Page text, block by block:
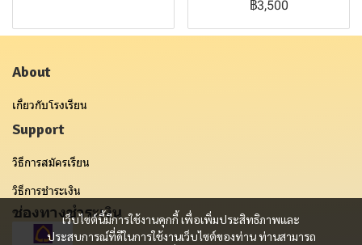
฿3,500
เว็บไซต์นี้มีการใช้งานคุกกี้ เพื่อเพิ่มประสิทธิภาพและ
ประสบการณ์ที่ดีในการใช้งานเว็บไซต์ของท่าน ท่านสามารถ
About
เกี่ยวกับโรงเรียน
Support
วิธีการสมัครเรียน
วิธีการชำระเงิน
ช่องทางชำระเงิน